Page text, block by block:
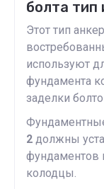
болта тип
Этот тип
используют
фундамента
заделки
2 должны
фундаментов
колодцы.